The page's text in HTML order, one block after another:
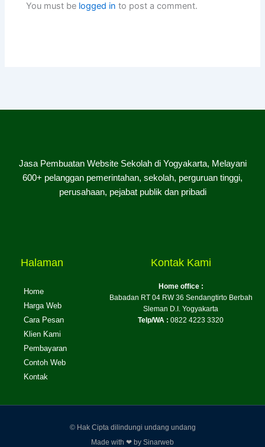
You must be logged in to post a comment.
Jasa Pembuatan Website Sekolah di Yogyakarta, Melayani
600+ pelanggan pemerintahan, sekolah, perguruan tinggi,
perusahaan, pejabat publik dan pribadi
Halaman
Home
Harga Web
Cara Pesan
Klien Kami
Pembayaran
Contoh Web
Kontak
Kontak Kami
Home office :
Babadan RT 04 RW 36 Sendangtirto Berbah
Sleman D.I. Yogyakarta
Telp/WA :0822 4223 3320
© Hak Cipta dilindungi undang undang
Made with ❤ by Sinarweb